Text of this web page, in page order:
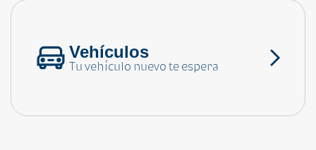
Vehículos
Tu vehículo nuevo te espera